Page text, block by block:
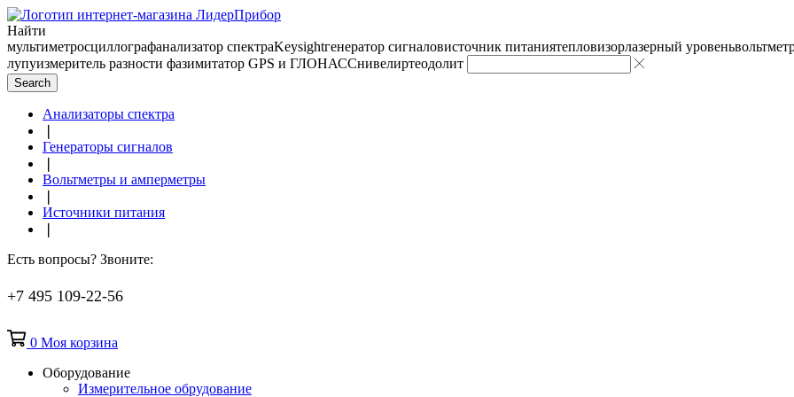
Найти
мультиметросциллографанализатор спектраKeysightгенератор сигналовисточник питаниятепловизорлазерный уровень
лупуизмеритель разности фазимитатор GPS и ГЛОНАССнивелиртеодолит
Search
Анализаторы спектра
Генераторы сигналов
Вольтметры и амперметры
Источники питания
Есть вопросы? Звоните:
+7 495 109-22-56
0 Моя корзина
Оборудование
Измерительное обрудование